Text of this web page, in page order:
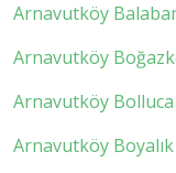
Arnavutköy
Arnavutköy
Arnavutköy
Arnavutköy